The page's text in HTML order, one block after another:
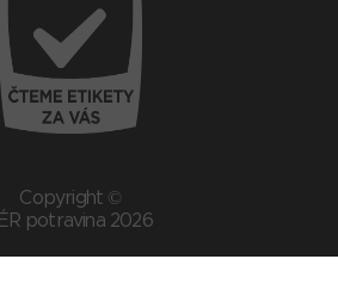
Copyright ©
potravina 2026